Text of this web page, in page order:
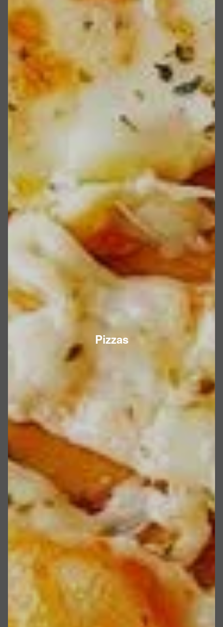
Pizzas